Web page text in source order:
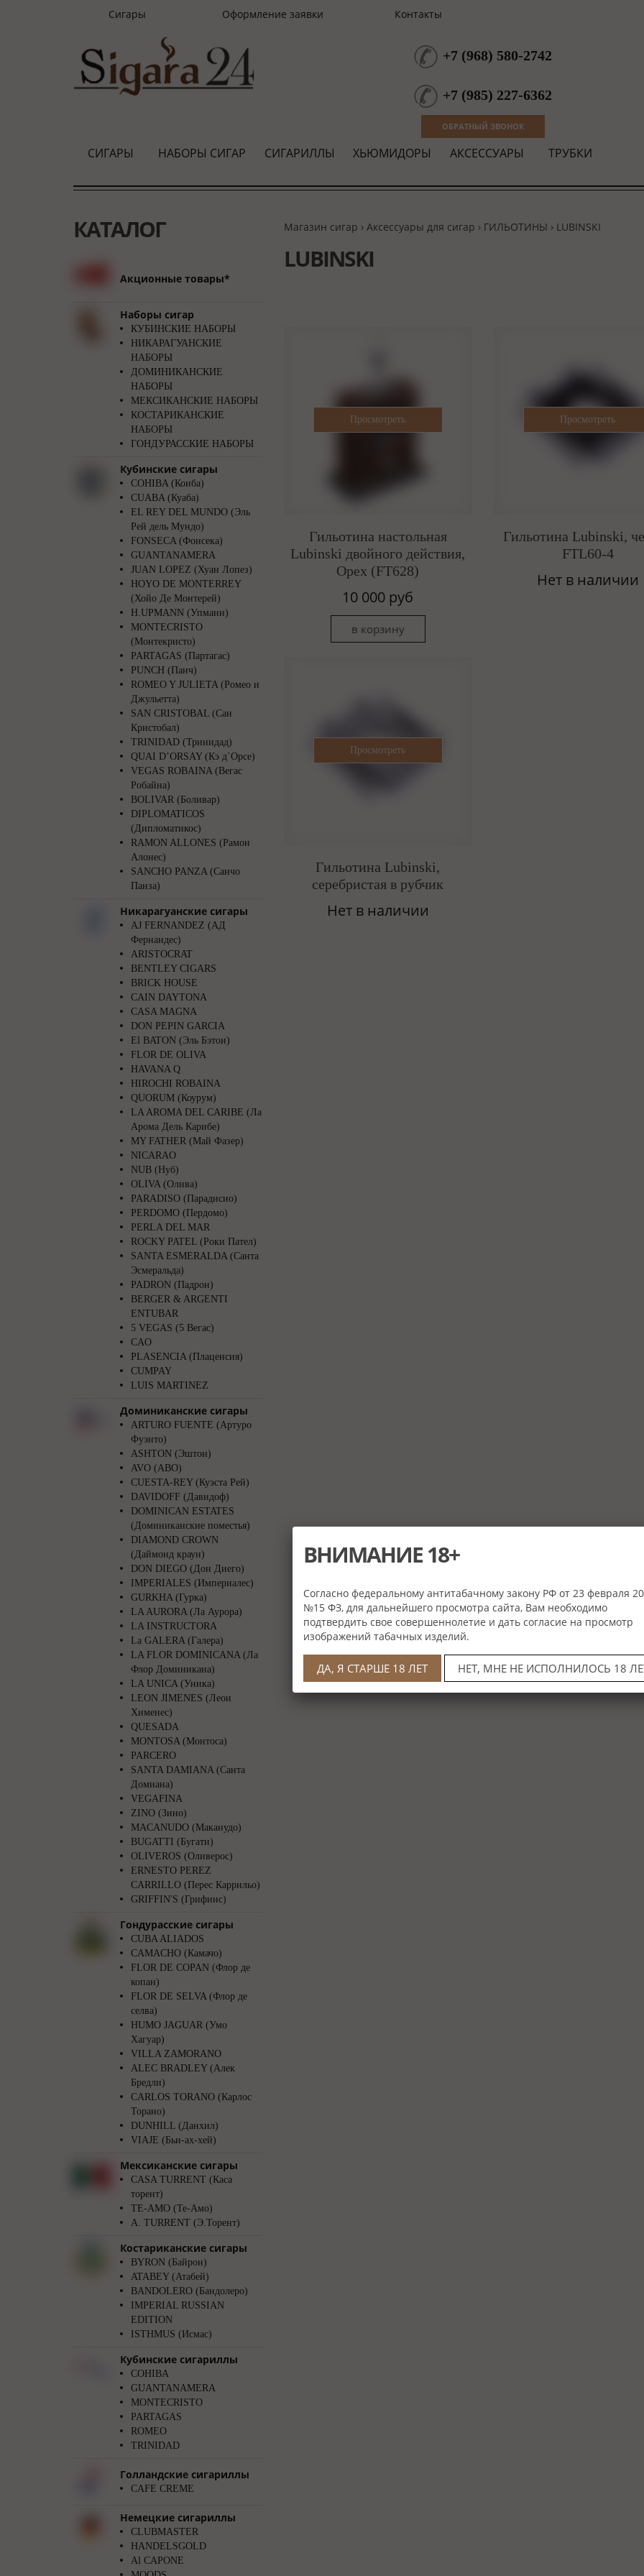
Сигары Оформление заявки Контакты
+7 (968) 580-2742
+7 (985) 227-6362
ОБРАТНЫЙ ЗВОНОК
СИГАРЫ НАБОРЫ СИГАР СИГАРИЛЛЫ ХЬЮМИДОРЫ АКСЕССУАРЫ ТРУБКИ
КАТАЛОГ
Акционные товары*
Наборы сигар
КУБИНСКИЕ НАБОРЫ
НИКАРАГУАНСКИЕ
НАБОРЫ
ДОМИНИКАНСКИЕ
НАБОРЫ
МЕКСИКАНСКИЕ НАБОРЫ
КОСТАРИКАНСКИЕ
НАБОРЫ
ГОНДУРАССКИЕ НАБОРЫ
Кубинские сигары
COHIBA (Коиба)
CUABA (Куаба)
EL REY DEL MUNDO (Эль
Рей дель Мундо)
FONSECA (Фонсека)
GUANTANAMERA
JUAN LOPEZ (Хуан Лопез)
HOYO DE MONTERREY
(Хойо Де Монтерей)
H.UPMANN (Упманн)
MONTECRISTO
(Монтекристо)
PARTAGAS (Партагас)
PUNCH (Панч)
ROMEO Y JULIETA (Ромео и
Джульетта)
SAN CRISTOBAL (Сан
Кристобал)
TRINIDAD (Тринидад)
QUAI D’ORSAY (Кэ д`Орсе)
VEGAS ROBAINA (Вегас
Робайна)
BOLIVAR (Боливар)
DIPLOMATICOS
(Дипломатикос)
RAMON ALLONES (Рамон
Алонес)
SANCHO PANZA (Санчо
Панза)
Никарагуанские сигары
AJ FERNANDEZ (АД
Фернандес)
ARISTOCRAT
BENTLEY CIGARS
BRICK HOUSE
CAIN DAYTONA
CASA MAGNA
DON PEPIN GARCIA
El BATON (Эль Бэтон)
FLOR DE OLIVA
HAVANA Q
HIROCHI ROBAINA
QUORUM (Коурум)
LA AROMA DEL CARIBE (Ла
Арома Дель Карибе)
MY FATHER (Май Фазер)
NICARAO
NUB (Нуб)
OLIVA (Олива)
PARADISO (Парадисио)
PERDOMO (Пердомо)
PERLA DEL MAR
ROCKY PATEL (Роки Пател)
SANTA ESMERALDA (Санта
Эсмеральда)
PADRON (Падрон)
BERGER & ARGENTI
ENTUBAR
5 VEGAS (5 Вегас)
CAO
PLASENCIA (Плаценсия)
CUMPAY
LUIS MARTINEZ
Доминиканские сигары
ARTURO FUENTE (Артуро
Фуэнто)
ASHTON (Эштон)
AVO (АВО)
CUESTA-REY (Куэста Рей)
DAVIDOFF (Давидоф)
DOMINICAN ESTATES
(Доминиканские поместья)
DIAMOND CROWN
(Даймонд краун)
DON DIEGO (Дон Диего)
IMPERIALES (Империалес)
GURKHA (Гурка)
LA AURORA (Ла Аурора)
LA INSTRUCTORA
La GALERA (Галера)
LA FLOR DOMINICANA (Ла
Флор Доминикана)
LA UNICA (Уника)
LEON JIMENES (Леон
Хименес)
QUESADA
MONTOSA (Монтоса)
PARCERO
SANTA DAMIANA (Санта
Домиана)
VEGAFINA
ZINO (Зино)
MACANUDO (Маканудо)
BUGATTI (Бугати)
OLIVEROS (Оливерос)
ERNESTO PEREZ
CARRILLO (Перес Каррильо)
GRIFFIN′S (Грифинс)
Гондурасские сигары
CUBA ALIADOS
CAMACHO (Камачо)
FLOR DE COPAN (Флор де
копан)
FLOR DE SELVA (Флор де
селва)
HUMO JAGUAR (Умо
Хагуар)
VILLA ZAMORANO
ALEC BRADLEY (Алек
Бредли)
CARLOS TORANO (Карлос
Торано)
DUNHILL (Данхил)
VIAJE (Бьи-ах-хей)
Мексиканские сигары
CASA TURRENT (Каса
торент)
TE-AMO (Те-Амо)
A. TURRENT (Э.Торент)
Костариканские сигары
BYRON (Байрон)
ATABEY (Атабей)
BANDOLERO (Бандолеро)
IMPERIAL RUSSIAN
EDITION
ISTHMUS (Исмас)
Кубинские сигариллы
COHIBA
GUANTANAMERA
MONTECRISTO
PARTAGAS
ROMEO
TRINIDAD
Голландские сигариллы
CAFE CREME
Немецкие сигариллы
CLUBMASTER
HANDELSGOLD
Al CAPONE
Магазин сигар › Аксессуары для сигар › ГИЛЬОТИНЫ › LUBINSKI
LUBINSKI
Гильотина настольная
Lubinski двойного действия,
Орех (FT628)
10 000 руб
Гильотина Lubinski,
FTL60-4
Нет в наличии
Гильотина Lubinski,
серебристая в рубчик
Нет в наличии
ВНИМАНИЕ 18+
Согласно федеральному антитабачному закону РФ от 23 февраля
№15 ФЗ, для дальнейшего просмотра сайта, Вам необходимо
подтвердить свое совершеннолетие и дать согласие на просмотр
изображений табачных изделий.
ДА, Я СТАРШЕ 18 ЛЕТ НЕТ, МНЕ НЕ ИСПОЛНИЛОСЬ 18